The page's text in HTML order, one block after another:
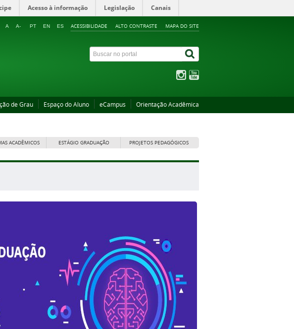
Acesso à informação Legislação Canais
ACESSIBILIDADE ALTO CONTRASTE MAPA DO SITE
A A- PT EN ES
de Grau Espaço do Aluno eCampus Orientação Acadêmica
ACADÊMICOS ESTÁGIO GRADUAÇÃO PROJETOS PEDAGÓGICOS